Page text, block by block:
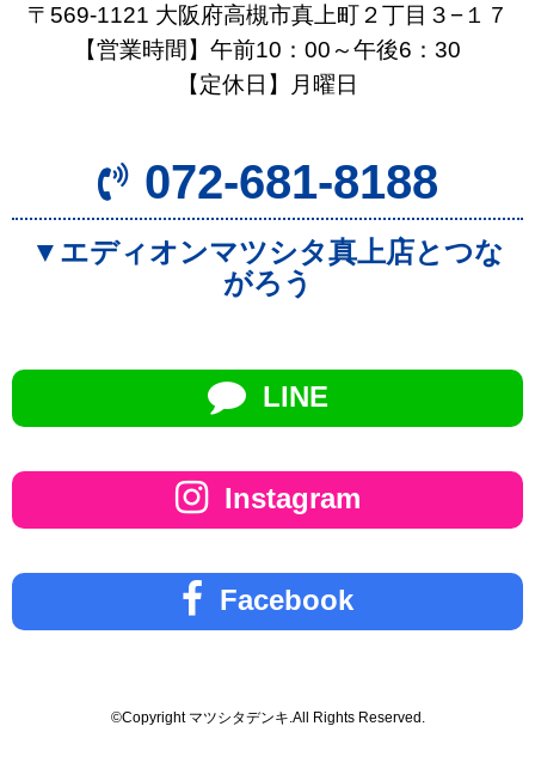
〒569-1121 大阪府高槻市真上町２丁目３−１７
【営業時間】午前10：00～午後6：30
【定休日】月曜日
072-681-8188
▼エディオンマツシタ真上店とつな
がろう
LINE
Instagram
Facebook
©Copyright マツシタデンキ.All Rights Reserved.